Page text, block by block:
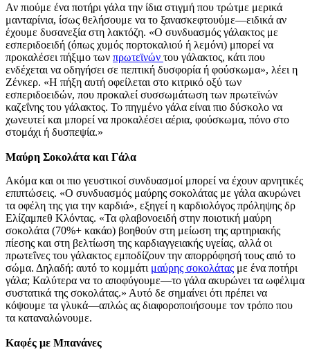
Αν πιούμε ένα ποτήρι γάλα την ίδια στιγμή που τρώτμε μερικά
μανταρίνια, ίσως θελήσουμε να το ξανασκεφτουύμε—ειδικά αν
έχουμε δυσανεξία στη λακτόζη. «Ο συνδυασμός γάλακτος με
εσπεριδοειδή (όπως χυμός πορτοκαλιού ή λεμόνι) μπορεί να
προκαλέσει πήξιμο των πρωτεϊνών του γάλακτος, κάτι που
ενδέχεται να οδηγήσει σε πεπτική δυσφορία ή φούσκωμα», λέει η
Ζένκερ. «Η πήξη αυτή οφείλεται στο κιτρικό οξύ των
εσπεριδοειδών, που προκαλεί συσσωμάτωση των πρωτεϊνών
καζεΐνης του γάλακτος. Το πηγμένο γάλα είναι πιο δύσκολο να
χωνευτεί και μπορεί να προκαλέσει αέρια, φούσκωμα, πόνο στο
στομάχι ή δυσπεψία.»
Μαύρη Σοκολάτα και Γάλα
Ακόμα και οι πιο γευστικοί συνδυασμοί μπορεί να έχουν αρνητικές
επιπτώσεις. «Ο συνδυασμός μαύρης σοκολάτας με γάλα ακυρώνει
τα οφέλη της για την καρδιά», εξηγεί η καρδιολόγος πρόληψης δρ
Ελίζαμπεθ Κλόντας. «Τα φλαβονοειδή στην ποιοτική μαύρη
σοκολάτα (70%+ κακάο) βοηθούν στη μείωση της αρτηριακής
πίεσης και στη βελτίωση της καρδιαγγειακής υγείας, αλλά οι
πρωτεΐνες του γάλακτος εμποδίζουν την απορρόφησή τους από το
σώμα. Δηλαδή: αυτό το κομμάτι μαύρης σοκολάτας με ένα ποτήρι
γάλα; Καλύτερα να το αποφύγουμε—το γάλα ακυρώνει τα ωφέλιμα
συστατικά της σοκολάτας.» Αυτό δε σημαίνει ότι πρέπει να
κόψουμε τα γλυκά—απλώς ας διαφοροποιήσουμε τον τρόπο που
τα καταναλώνουμε.
Καφές με Μπανάνες